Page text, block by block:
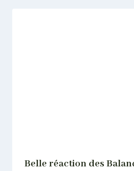
Belle réaction des